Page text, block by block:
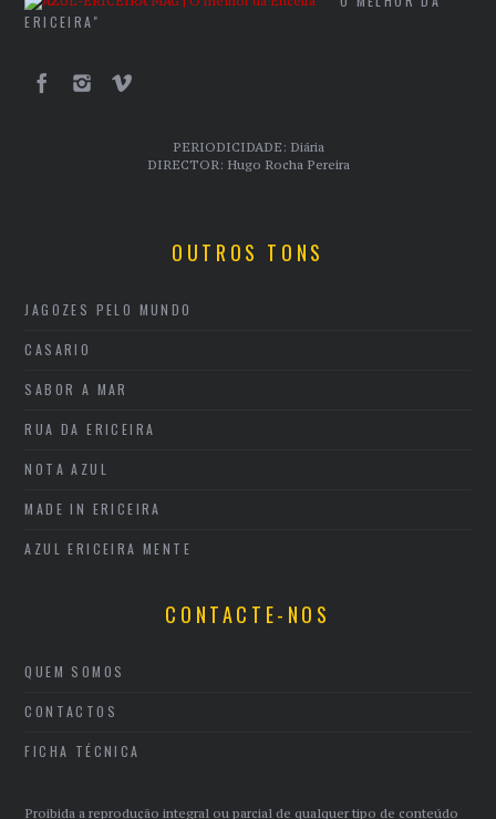
ERICEIRA"
PERIODICIDADE: Diária
DIRECTOR: Hugo Rocha Pereira
OUTROS TONS
JAGOZES PELO MUNDO
CASARIO
SABOR A MAR
RUA DA ERICEIRA
NOTA AZUL
MADE IN ERICEIRA
AZUL ERICEIRA MENTE
CONTACTE-NOS
QUEM SOMOS
CONTACTOS
FICHA TÉCNICA
Proibida a reprodução integral ou parcial de qualquer tipo de conteúdo